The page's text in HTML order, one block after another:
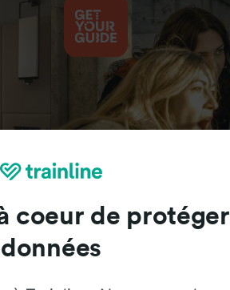
Attractions
coeur de
données